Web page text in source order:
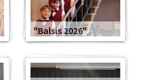
"Balsis 2026"